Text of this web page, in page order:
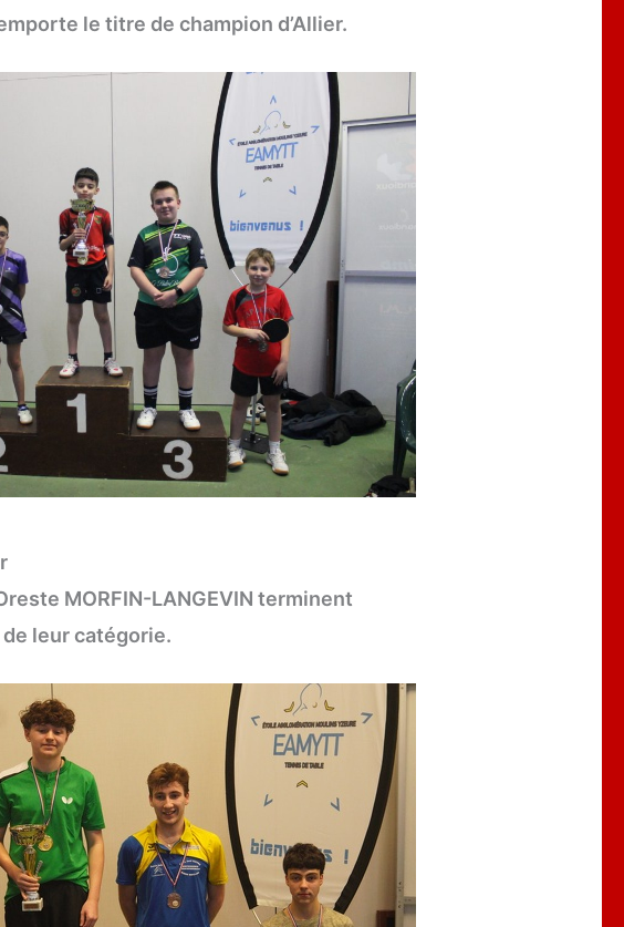
le titre de champion d’Allier.
MORFIN-LANGEVIN terminent
de leur catégorie.